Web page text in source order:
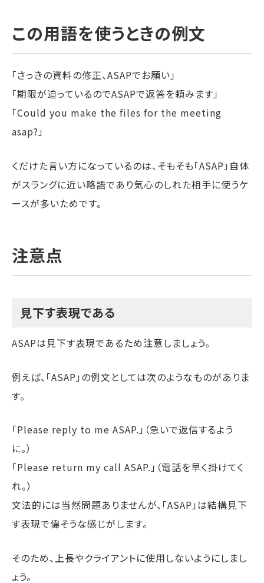
この用語を使うときの例文
「さっきの資料の修正、ASAPでお願い」
「期限が迫っているのでASAPで返答を頼みます」
「Could you make the files for the meeting
asap?」
くだけた言い方になっているのは、そもそも「ASAP」自体
がスラングに近い略語であり気心のしれた相手に使うケ
ースが多いためです。
注意点
見下す表現である
ASAPは見下す表現であるため注意しましょう。
例えば、「ASAP」の例文としては次のようなものがありま
す。
「Please reply to me ASAP.」（急いで返信するよう
に。）
「Please return my call ASAP.」（電話を早く掛けてく
れ。）
文法的には当然問題ありませんが、「ASAP」は結構見下
す表現で偉そうな感じがします。
そのため、上長やクライアントに使用しないようにしまし
ょう。